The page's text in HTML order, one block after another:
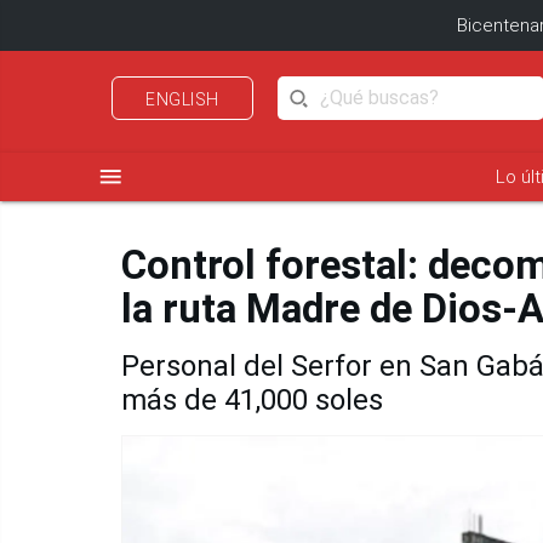
ENGLISH
menu Lo
Control forestal:
la ruta Madre de Dios-
Personal del Serfor en San
más de 41,000 soles